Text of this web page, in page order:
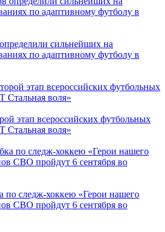
сильнейших на
по адаптивному футболу в
этап всероссийских футбольных
Стальная воля»
по следж-хоккею «Герои нашего
СВО пройдут 6 сентября во